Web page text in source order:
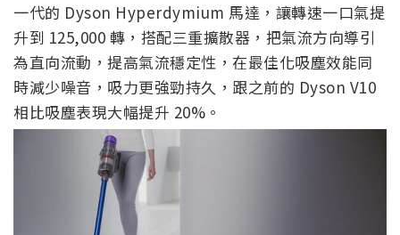
一代的 Dyson Hyperdymium 馬達，讓轉速一口氣提
升到 125,000 轉，搭配三重擴散器，把氣流方向導引
為直向流動，提高氣流穩定性，在最佳化吸塵效能同
時減少噪音，吸力更強勁持久，跟之前的 Dyson V10
相比吸塵表現大幅提升 20%。